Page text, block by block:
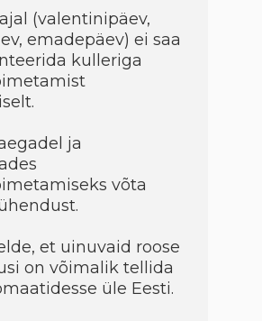
(valentinipäev,
emadepäev) ei saa
kulleriga
ja
võta
et uinuvaid roose
on võimalik tellida
üle Eesti.